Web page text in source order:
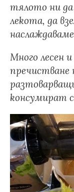
тялото ни да
лекота, да
Много лесен
пречистване
консумират